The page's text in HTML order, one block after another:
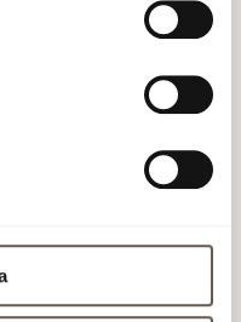
samt
vidtas för att
utifrån
enligt
ifrån ett sämsta